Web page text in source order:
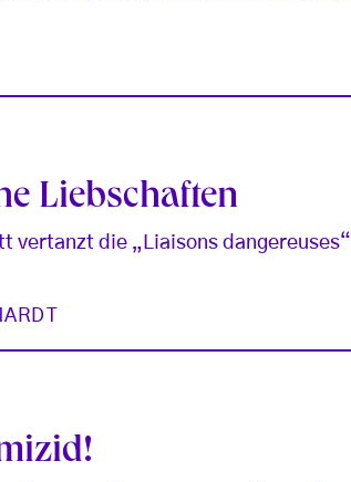
Liebschaften
vertanzt die „Liaisons dangereuses“